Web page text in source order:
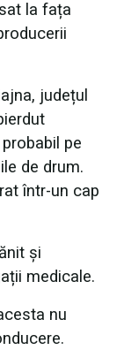
la fața
județul
pe
de drum.
într-un cap
și
medicale.
nu